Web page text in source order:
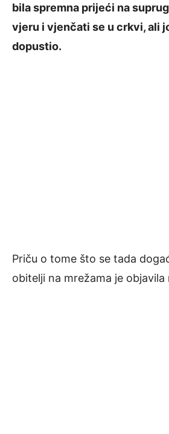
bila spremna prijeći na
vjeru i vjenčati se u crkvi, ali
dopustio.
Priču o tome što se tada
obitelji na mrežama je objavila